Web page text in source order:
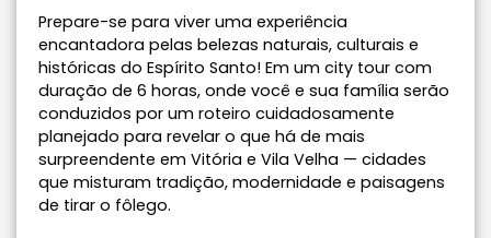
Prepare-se para viver uma experiência
encantadora pelas belezas naturais, culturais e
históricas do Espírito Santo! Em um city tour com
duração de 6 horas, onde você e sua família serão
conduzidos por um roteiro cuidadosamente
planejado para revelar o que há de mais
surpreendente em Vitória e Vila Velha — cidades
que misturam tradição, modernidade e paisagens
de tirar o fôlego.